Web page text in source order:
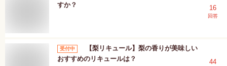
すか？
16
回答
受付中
【梨リキュール】梨の香りが美味しい
おすすめのリキュールは？
44